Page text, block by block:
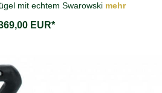
mit echtem Swarowski mehr
EUR*